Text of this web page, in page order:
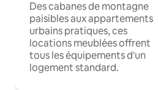
Des cabanes de montagne
paisibles aux appartements
urbains pratiques, ces
locations meublées offrent
tous les équipements d'un
logement standard.